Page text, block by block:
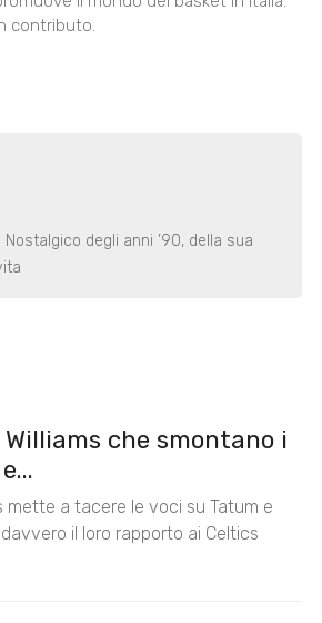
contributo.
degli anni ’90, della sua
che smontano i
mette a tacere le voci su Tatum e
il loro rapporto ai Celtics